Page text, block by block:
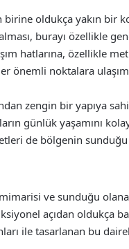
oldukça yakın bir
burayı özellikle
hatlarına, özellikle
önemli noktalara
zengin bir yapıya
günlük yaşamını
de bölgenin
mimarisi ve sunduğu
açıdan oldukça
ile tasarlanan bu